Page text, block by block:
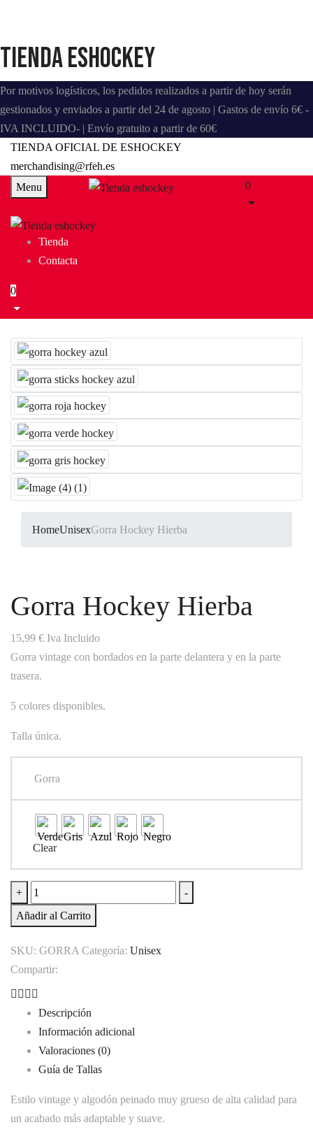
Tienda eshockey
Por motivos logísticos, los pedidos realizados a partir de hoy serán
gestionados y enviados a partir del 24 de agosto | Gastos de envío 6€ -
IVA INCLUIDO- | Envío gratuito a partir de 60€
TIENDA OFICIAL DE ESHOCKEY
merchandising@rfeh.es
Menu
0
Tienda
Contacta
0
HomeUnisexGorra Hockey Hierba
Gorra Hockey Hierba
15,99 € Iva Incluido
Gorra vintage con bordados en la parte delantera y en la parte
trasera.
5 colores disponibles.
Talla única.
Gorra
Clear
+
Gorra
Hockey
Hierba
cantidad
-
Añadir al Carrito
SKU: GORRA Categoría: Unisex
Compartir:
Descripción
Información adicional
Valoraciones (0)
Guía de Tallas
Estilo vintage y algodón peinado muy grueso de alta calidad para
un acabado más adaptable y suave.